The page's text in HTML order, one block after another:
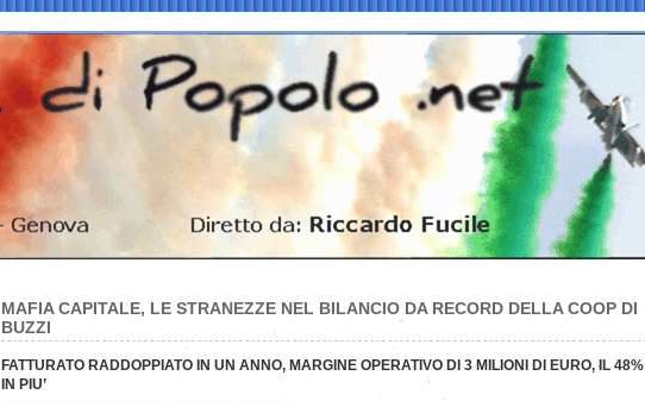
MAFIA CAPITALE, LE STRANEZZE NEL BILANCIO DA RECORD DELLA COOP DI
BUZZI
FATTURATO RADDOPPIATO IN UN ANNO, MARGINE OPERATIVO DI 3 MILIONI DI EURO, IL 48%
IN PIU’